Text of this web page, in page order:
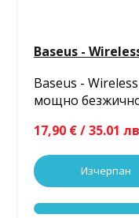
Baseus -
Baseus -
мощно
17,90 € / 35.01
Изчерпан